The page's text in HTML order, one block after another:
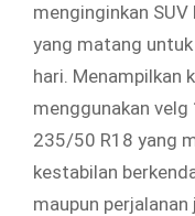
menginginkan
yang matang
hari. Menampilkan
menggunakan velg
235/50 R18 yang
kestabilan
maupun perjalanan